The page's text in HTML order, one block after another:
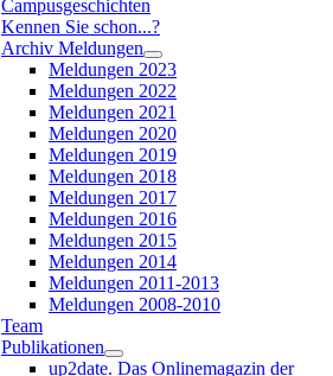
Campusgeschichten
Kennen Sie schon...?
Archiv Meldungen
Meldungen 2023
Meldungen 2022
Meldungen 2021
Meldungen 2020
Meldungen 2019
Meldungen 2018
Meldungen 2017
Meldungen 2016
Meldungen 2015
Meldungen 2014
Meldungen 2011-2013
Meldungen 2008-2010
Team
Publikationen
up2date. Das Onlinemagazin der